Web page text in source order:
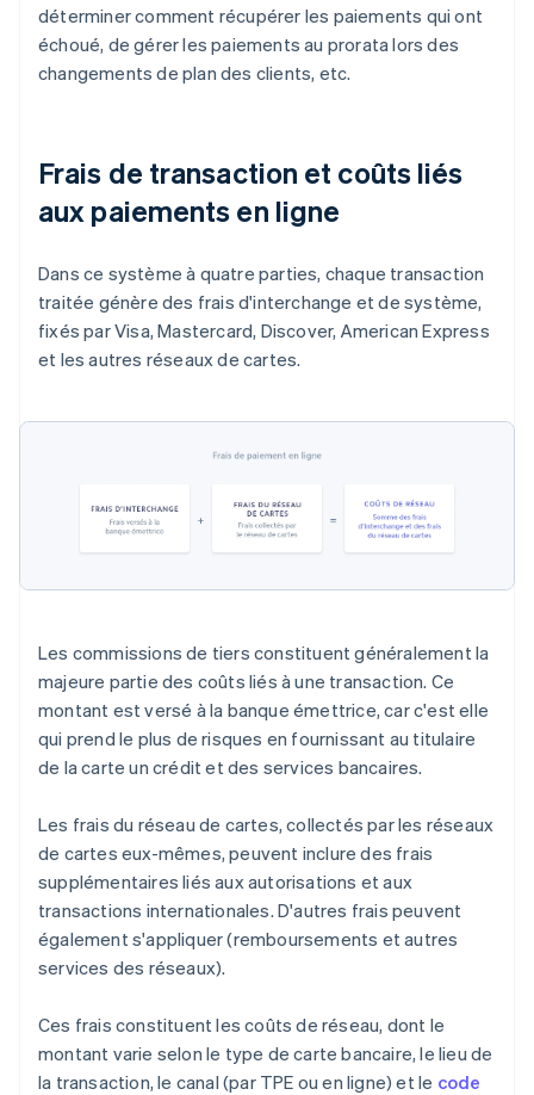
déterminer comment récupérer les paiements qui ont
échoué, de gérer les paiements au prorata lors des
changements de plan des clients, etc.
Frais de transaction et coûts liés
aux paiements en ligne
Dans ce système à quatre parties, chaque transaction
traitée génère des frais d'interchange et de système,
fixés par Visa, Mastercard, Discover, American Express
et les autres réseaux de cartes.
Les commissions de tiers constituent généralement la
majeure partie des coûts liés à une transaction. Ce
montant est versé à la banque émettrice, car c'est elle
qui prend le plus de risques en fournissant au titulaire
de la carte un crédit et des services bancaires.
Les frais du réseau de cartes, collectés par les réseaux
de cartes eux-mêmes, peuvent inclure des frais
supplémentaires liés aux autorisations et aux
transactions internationales. D'autres frais peuvent
également s'appliquer (remboursements et autres
services des réseaux).
Ces frais constituent les coûts de réseau, dont le
montant varie selon le type de carte bancaire, le lieu de
la transaction, le canal (par TPE ou en ligne) et le code